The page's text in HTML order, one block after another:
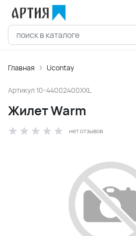
Главная Ucontay
Артикул 10-44002400XXL
Жилет Warm
нет отзывов